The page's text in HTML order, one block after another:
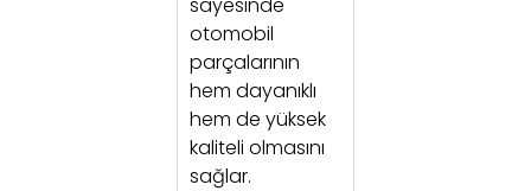
otomobil
parçalarının
hem dayanıklı
hem de yüksek
kaliteli olmasını
sağlar.